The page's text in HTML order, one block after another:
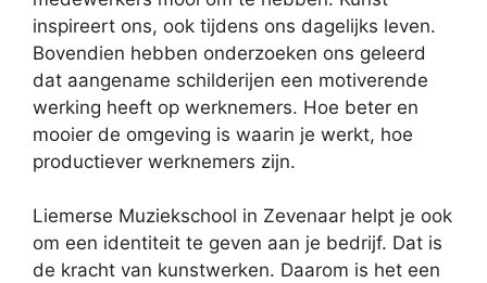
inspireert ons, ook tijdens ons dagelijks leven.
Bovendien hebben onderzoeken ons geleerd
dat aangename schilderijen een motiverende
werking heeft op werknemers. Hoe beter en
mooier de omgeving is waarin je werkt, hoe
productiever werknemers zijn.
Liemerse Muziekschool in Zevenaar helpt je ook
om een identiteit te geven aan je bedrijf. Dat is
de kracht van kunstwerken. Daarom is het een